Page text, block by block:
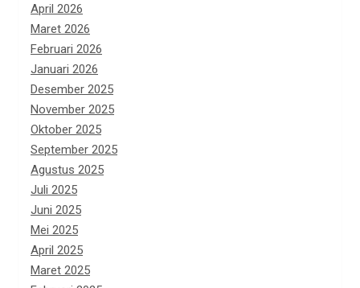
April 2026
Maret 2026
Februari 2026
Januari 2026
Desember 2025
November 2025
Oktober 2025
September 2025
Agustus 2025
Juli 2025
Juni 2025
Mei 2025
April 2025
Maret 2025